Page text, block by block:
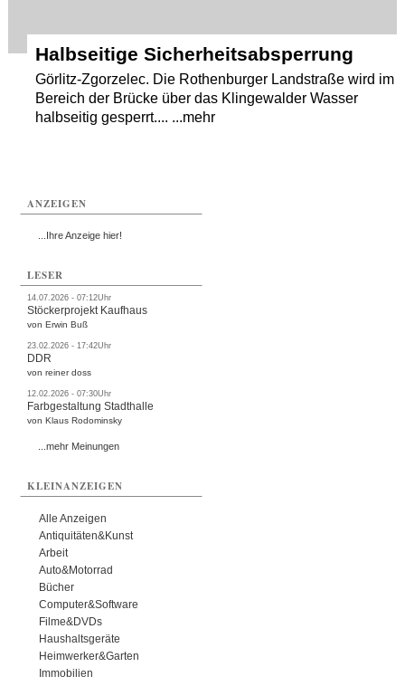
Halbseitige Sicherheitsabsperrung
Görlitz-Zgorzelec. Die Rothenburger Landstraße wird im
Bereich der Brücke über das Klingewalder Wasser
halbseitig gesperrt.... ...mehr
ANZEIGEN
...Ihre Anzeige hier!
LESER
14.07.2026 - 07:12Uhr
Stöckerprojekt Kaufhaus
von Erwin Buß
23.02.2026 - 17:42Uhr
DDR
von reiner doss
12.02.2026 - 07:30Uhr
Farbgestaltung Stadthalle
von Klaus Rodominsky
...mehr Meinungen
KLEINANZEIGEN
Alle Anzeigen
Antiquitäten&Kunst
Arbeit
Auto&Motorrad
Bücher
Computer&Software
Filme&DVDs
Haushaltsgeräte
Heimwerker&Garten
Immobilien